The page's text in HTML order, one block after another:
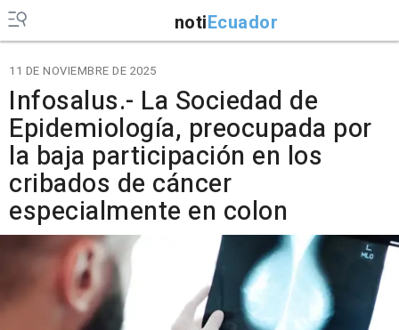
notiEcuador
11 DE NOVIEMBRE DE 2025
Infosalus.- La Sociedad de
Epidemiología, preocupada por
la baja participación en los
cribados de cáncer
especialmente en colon